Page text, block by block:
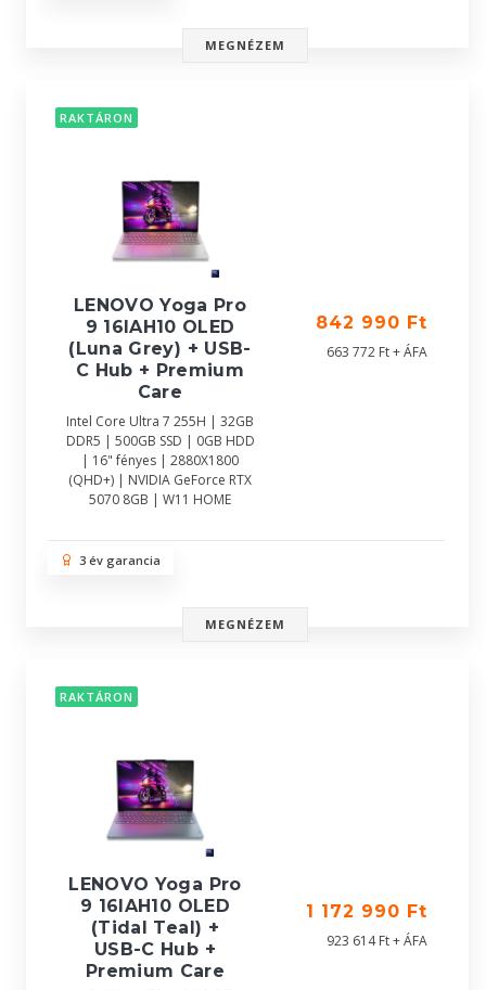
MEGNÉZEM
RAKTÁRON
LENOVO Yoga Pro
9 16IAH10 OLED
(Luna Grey) + USB-
C Hub + Premium
Care
Intel Core Ultra 7 255H | 32GB
DDR5 | 500GB SSD | 0GB HDD
| 16" fényes | 2880X1800
(QHD+) | NVIDIA GeForce RTX
5070 8GB | W11 HOME
842 990 Ft
663 772 Ft + ÁFA
3 év garancia
MEGNÉZEM
RAKTÁRON
LENOVO Yoga Pro
9 16IAH10 OLED
(Tidal Teal) +
USB-C Hub +
Premium Care
1 172 990 Ft
923 614 Ft + ÁFA